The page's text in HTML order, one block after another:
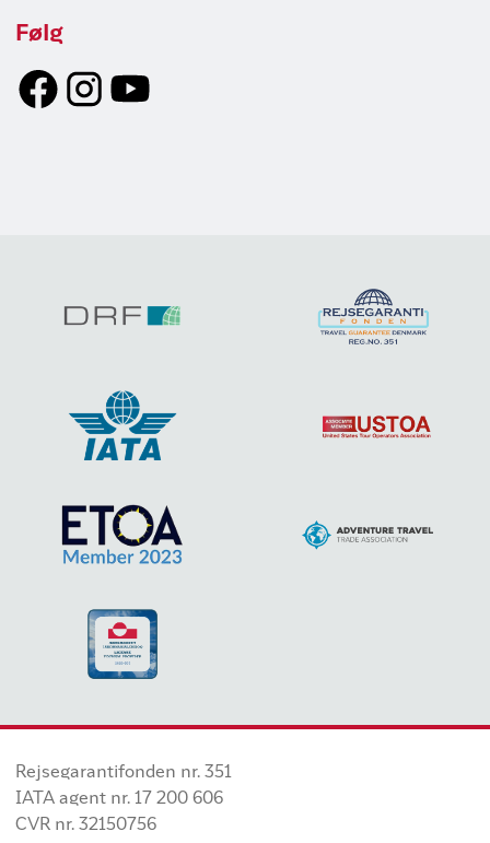
Følg
Rejsegarantifonden nr. 351
IATA agent nr. 17 200 606
CVR nr. 32150756